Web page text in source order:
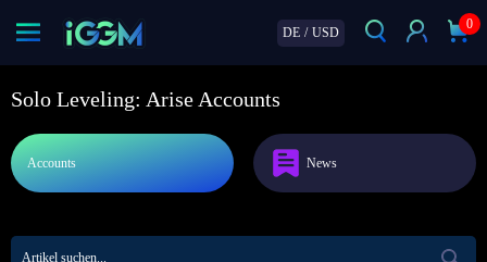
DE / USD
0
Solo Leveling: Arise Accounts
Accounts News